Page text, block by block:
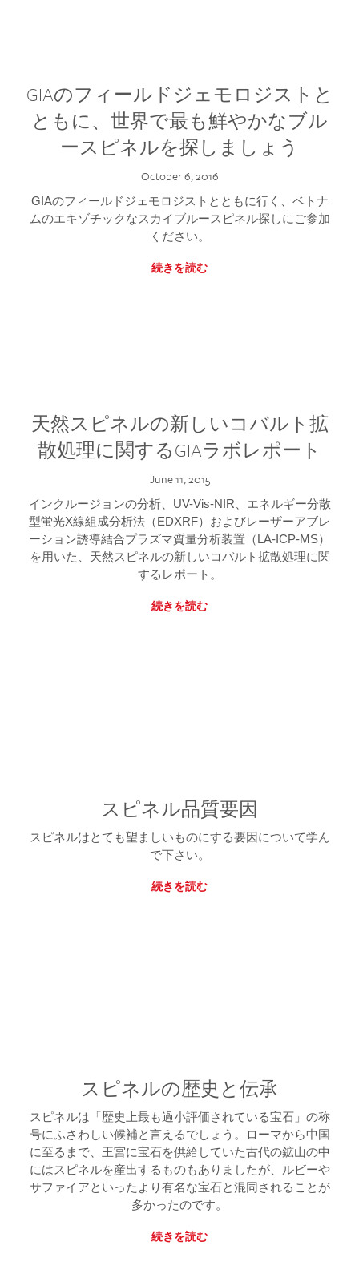
GIAのフィールドジェモロジストと
ともに、世界で最も鮮やかなブル
ースピネルを探しましょう
October 6, 2016
GIAのフィールドジェモロジストとともに行く、ベトナ
ムのエキゾチックなスカイブルースピネル探しにご参加
ください。
続きを読む
天然スピネルの新しいコバルト拡
散処理に関するGIAラボレポート
June 11, 2015
インクルージョンの分析、UV-Vis-NIR、エネルギー分散
型蛍光X線組成分析法（EDXRF）およびレーザーアブレ
ーション誘導結合プラズマ質量分析装置（LA-ICP-MS）
を用いた、天然スピネルの新しいコバルト拡散処理に関
するレポート。
続きを読む
スピネル品質要因
スピネルはとても望ましいものにする要因について学ん
で下さい。
続きを読む
スピネルの歴史と伝承
スピネルは「歴史上最も過小評価されている宝石」の称
号にふさわしい候補と言えるでしょう。ローマから中国
に至るまで、王宮に宝石を供給していた古代の鉱山の中
にはスピネルを産出するものもありましたが、ルビーや
サファイアといったより有名な宝石と混同されることが
多かったのです。
続きを読む